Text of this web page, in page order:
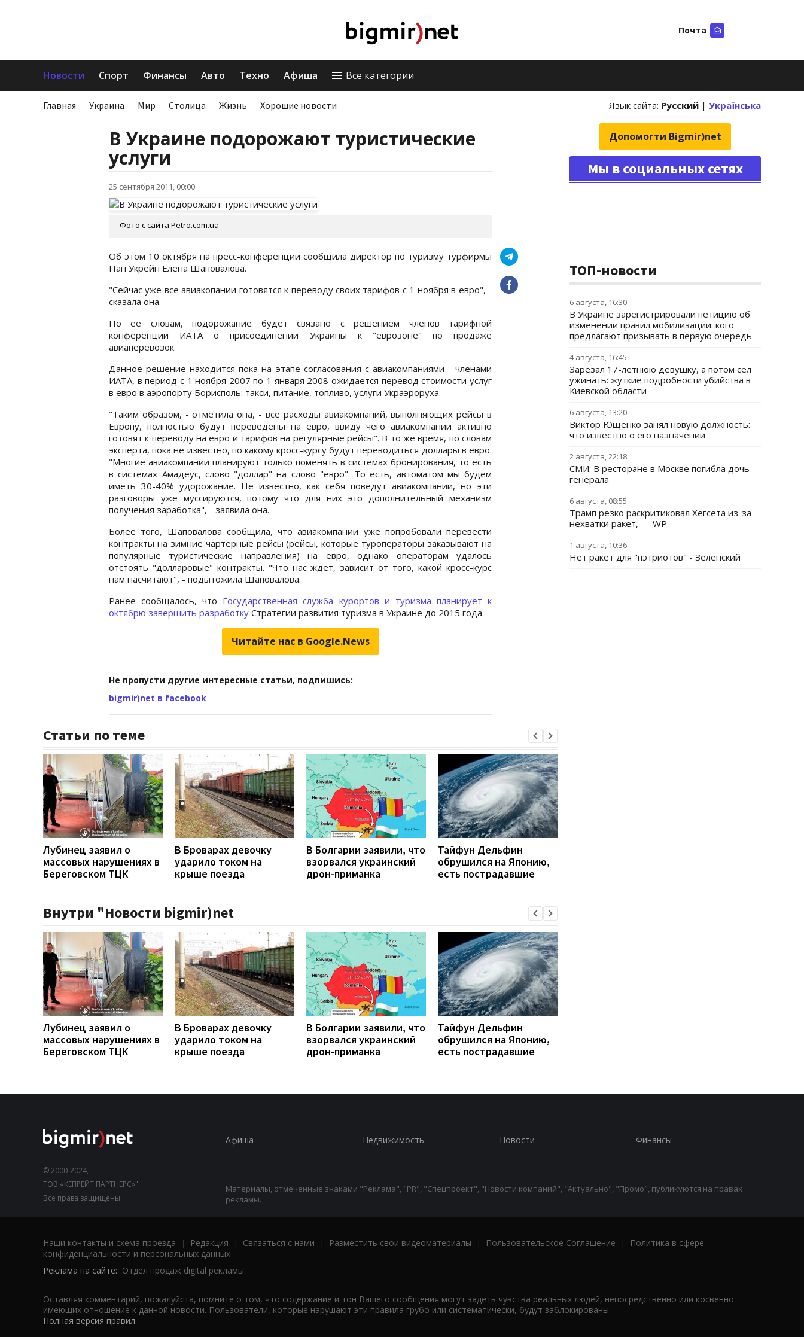
Почта
Новости Спорт Финансы Авто Техно Афиша Все категории
Главная Украина Мир Столица Жизнь Хорошие новости Язык сайта: Русский | Українська
В Украине подорожают туристические
услуги
25 сентября 2011, 00:00
Фото с сайта Рetro.com.ua
Об этом 10 октября на пресс-конференции сообщила директор по туризму турфирмы
Пан Укрейн Елена Шаповалова.
"Сейчас уже все авиакопании готовятся к переводу своих тарифов с 1 ноября в евро", -
сказала она.
По ее словам, подорожание будет связано с решением членов тарифной
конференции ИАТА о присоединении Украины к "еврозоне" по продаже
авиаперевозок.
Данное решение находится пока на этапе согласования с авиакомпаниями - членами
ИАТА, в период с 1 ноября 2007 по 1 января 2008 ожидается перевод стоимости услуг
в евро в аэропорту Борисполь: такси, питание, топливо, услуги Украэроруха.
"Таким образом, - отметила она, - все расходы авиакомпаний, выполняющих рейсы в
Европу, полностью будут переведены на евро, ввиду чего авиакомпании активно
готовят к переводу на евро и тарифов на регулярные рейсы". В то же время, по словам
эксперта, пока не известно, по какому кросс-курсу будут переводиться доллары в евро.
"Многие авиакомпании планируют только поменять в системах бронирования, то есть
в системах Амадеус, слово "доллар" на слово "евро". То есть, автоматом мы будем
иметь 30-40% удорожание. Не известно, как себя поведут авиакомпании, но эти
разговоры уже муссируются, потому что для них это дополнительный механизм
получения заработка", - заявила она.
Более того, Шаповалова сообщила, что авиакомпании уже попробовали перевести
контракты на зимние чартерные рейсы (рейсы, которые туроператоры заказывают на
популярные туристические направления) на евро, однако операторам удалось
отстоять "долларовые" контракты. "Что нас ждет, зависит от того, какой кросс-курс
нам насчитают", - подытожила Шаповалова.
Ранее сообщалось, что Государственная служба курортов и туризма планирует к
октябрю завершить разработку Стратегии развития туризма в Украине до 2015 года.
Читайте нас в Google.News
Не пропусти другие интересные статьи, подпишись:
bigmir)net в facebook
Статьи по теме
Лубинец заявил о
массовых нарушениях в
Береговском ТЦК
В Броварах девочку
ударило током на
крыше поезда
В Болгарии заявили, что
взорвался украинский
дрон-приманка
Тайфун Дельфин
обрушился на Японию,
есть пострадавшие
Внутри "Новости bigmir)net
Лубинец заявил о
массовых нарушениях в
Береговском ТЦК
В Броварах девочку
ударило током на
крыше поезда
В Болгарии заявили, что
взорвался украинский
дрон-приманка
Тайфун Дельфин
обрушился на Японию,
есть пострадавшие
Допомогти Bigmir)net
Мы в социальных сетях
ТОП-новости
6 августа, 16:30
В Украине зарегистрировали петицию об
изменении правил мобилизации: кого
предлагают призывать в первую очередь
4 августа, 16:45
Зарезал 17-летнюю девушку, а потом сел
ужинать: жуткие подробности убийства в
Киевской области
6 августа, 13:20
Виктор Ющенко занял новую должность:
что известно о его назначении
2 августа, 22:18
СМИ: В ресторане в Москве погибла дочь
генерала
6 августа, 08:55
Трамп резко раскритиковал Хегсета из-за
нехватки ракет, — WP
1 августа, 10:36
Нет ракет для "пэтриотов" - Зеленский
© 2000-2024,
ТОВ «КЕПРЕЙТ ПАРТНЕРС»".
Все права защищены.
Афиша Недвижимость Новости Финансы
Материалы, отмеченные знаками "Реклама", "PR", "Спецпроект", "Новости компаний", "Актуально", "Промо", публикуются на правах
рекламы.
Наши контакты и схема проезда | Редакция | Связаться с нами | Разместить свои видеоматериалы | Пользовательское Соглашение |
Политика в сфере
конфиденциальности и персональных данных
Реклама на сайте: Отдел продаж digital рекламы
Оставляя комментарий, пожалуйста, помните о том, что содержание и тон Вашего сообщения могут задеть чувства реальных людей, непосредственно или косвенно
имеющих отношение к данной новости. Пользователи, которые нарушают эти правила грубо или систематически, будут заблокированы.
Полная версия правил